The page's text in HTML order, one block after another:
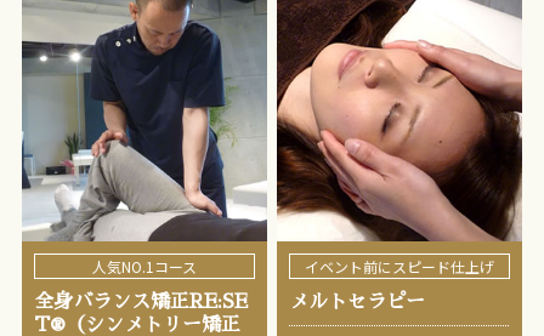
人気NO.1コース
全身バランス矯正RE:SE
T®︎（シンメトリー矯正
イベント前にスピード仕上げ
メルトセラピー